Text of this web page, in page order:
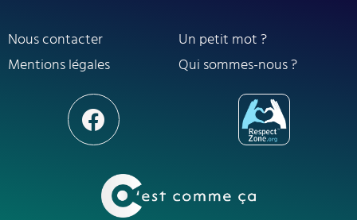
Nous contacter
Un petit mot ?
Mentions légales
Qui sommes-nous ?